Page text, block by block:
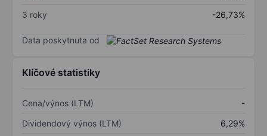
3 roky
-26,73%
Data poskytnuta od
Klíčové statistiky
Cena/výnos (LTM)
-
Dividendový výnos (LTM)
6,29%